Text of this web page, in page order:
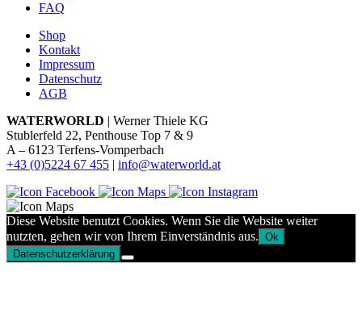
FAQ
Shop
Kontakt
Impressum
Datenschutz
AGB
WATERWORLD | Werner Thiele KG
Stublerfeld 22, Penthouse Top 7 & 9
A – 6123 Terfens-Vomperbach
+43 (0)5224 67 455 | info@waterworld.at
Diese Website benutzt Cookies. Wenn Sie die Website weiter
nutzten, gehen wir von Ihrem Einverständnis aus. Ok
Datenschutzerklärung